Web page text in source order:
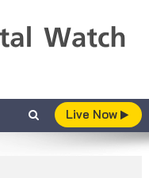
Live Now